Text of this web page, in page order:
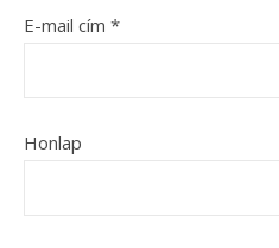
E-mail cím *
Honlap